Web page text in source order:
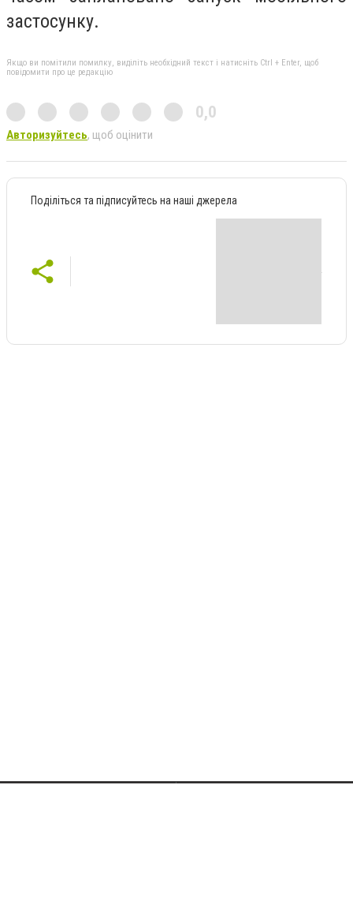
застосунку.
Якщо ви помітили помилку, виділіть необхідний текст і натисніть Ctrl + Enter, щоб
повідомити про це редакцію
0,0
Авторизуйтесь, щоб оцінити
Поділіться та підписуйтесь на наші джерела